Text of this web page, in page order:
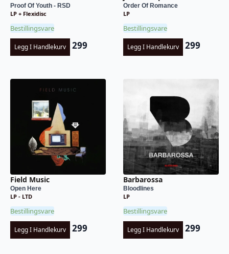
Proof Of Youth - RSD
LP + Flexidisc
Bestillingsvare
Legg I Handlekurv 299
Order Of Romance
LP
Bestillingsvare
Legg I Handlekurv 299
Field Music
Open Here
LP - LTD
Bestillingsvare
Legg I Handlekurv 299
Barbarossa
Bloodlines
LP
Bestillingsvare
Legg I Handlekurv 299